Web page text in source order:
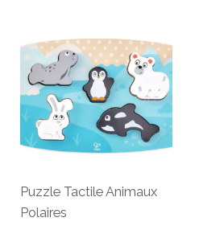
Puzzle Tactile Animaux
Polaires